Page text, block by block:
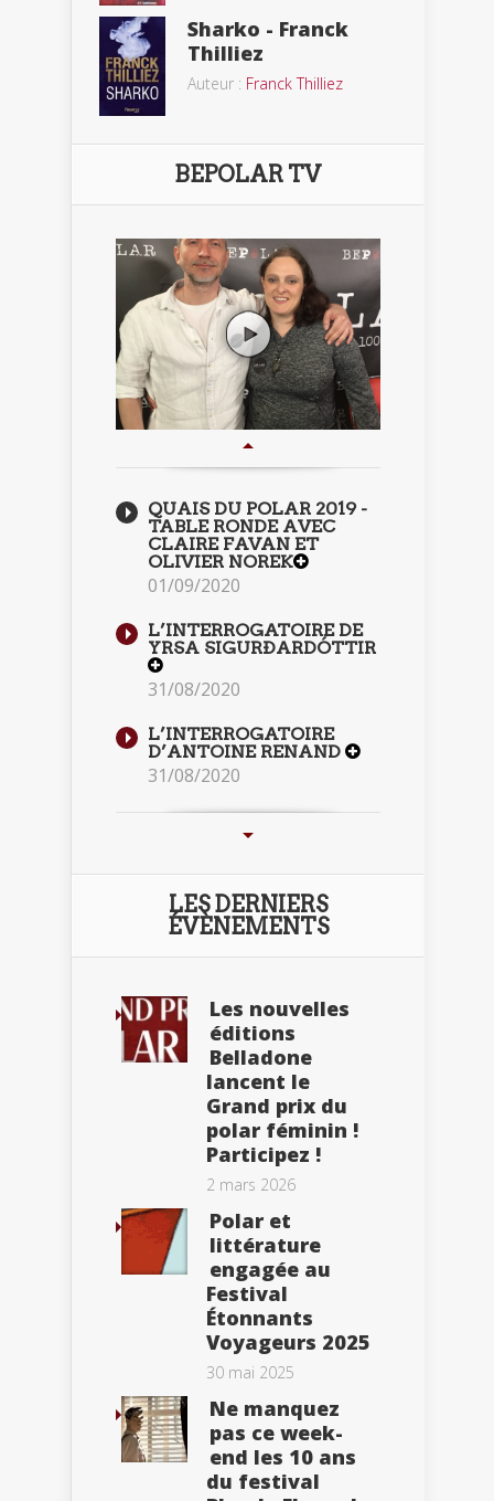
Sharko - Franck
Thilliez
Auteur : Franck Thilliez
BEPOLAR TV
QUAIS DU POLAR 2019 -
TABLE RONDE AVEC
CLAIRE FAVAN ET
OLIVIER NOREK
01/09/2020
L’INTERROGATOIRE DE
YRSA SIGURÐARDÓTTIR
31/08/2020
L’INTERROGATOIRE
D’ANTOINE RENAND
31/08/2020
LES DERNIERS
ÉVÈNEMENTS
Les nouvelles
éditions
Belladone
lancent le
Grand prix du
polar féminin !
Participez !
2 mars 2026
Polar et
littérature
engagée au
Festival
Étonnants
Voyageurs 2025
30 mai 2025
Ne manquez
pas ce week-
end les 10 ans
du festival